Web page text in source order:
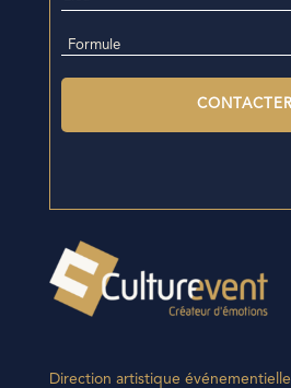
Direction artistique événementielle